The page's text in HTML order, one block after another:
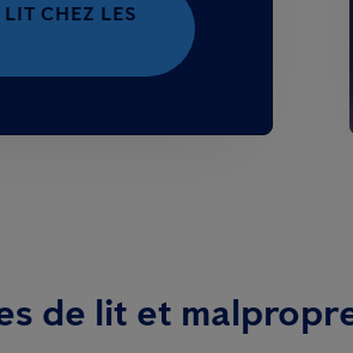
CHEZ LES
de lit et